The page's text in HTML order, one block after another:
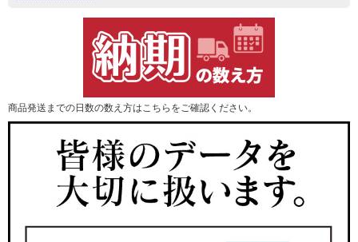
商品発送までの日数の数え方はこちらをご確認ください。